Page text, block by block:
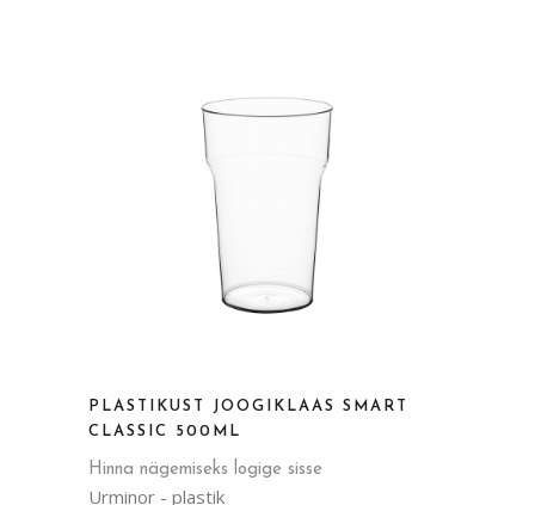
Urminor - plastik
PLASTIKUST JOOGIKLAAS SMART
CLASSIC 500ML
Hinna nägemiseks logige sisse